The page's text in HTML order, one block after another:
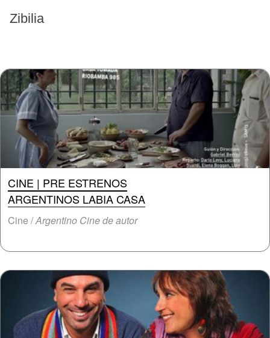
Zibilia
EVENTOS PASADOS
CINE | PRE ESTRENOS
ARGENTINOS LABIA CASA
Cine /Argentino Cine de autor